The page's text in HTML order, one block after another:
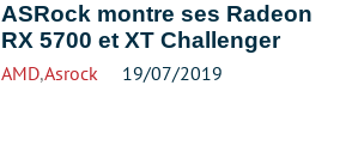
ASRock montre ses Radeon
RX 5700 et XT Challenger
AMD,Asrock 19/07/2019